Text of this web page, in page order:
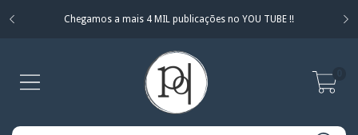
Chegamos a mais 4 MIL publicações no YOU TUBE !!